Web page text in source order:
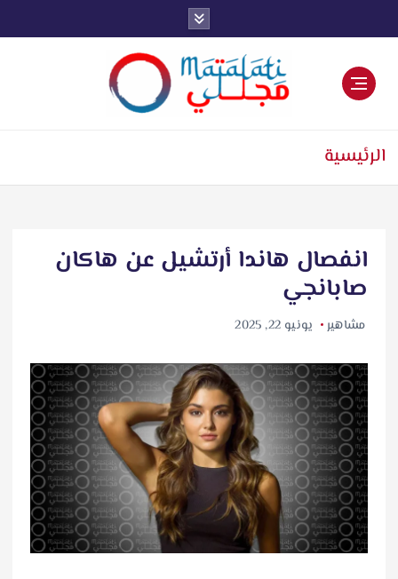
ل
الرئيسية
انفصال هاندا أرتشيل عن هاكان
صابانجي
مشاهير يونيو 22, 2025